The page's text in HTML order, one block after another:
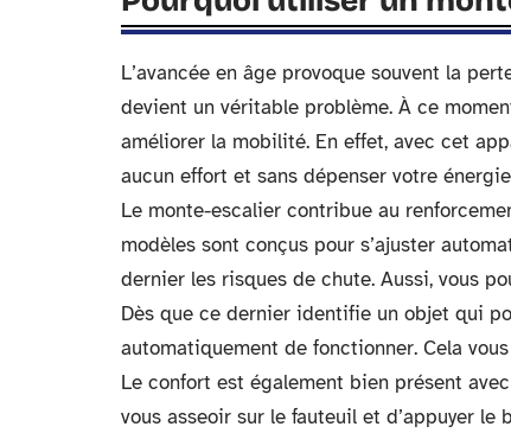
L’avancée en âge provoque souvent la
devient un véritable problème. À ce
améliorer la mobilité. En effet, avec cet
aucun effort et sans dépenser votre
Le monte-escalier contribue au
modèles sont conçus pour s’ajuster
dernier les risques de chute. Aussi, vous
Dès que ce dernier identifie un objet qui
automatiquement de fonctionner. Cela
Le confort est également bien présent
vous asseoir sur le fauteuil et d’appuyer